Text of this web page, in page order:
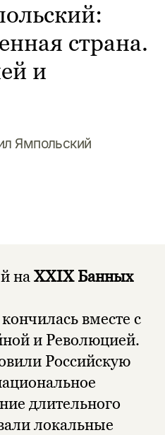
страна.
и
Ямпольский
наXXIX Банных
вместе с
и Революцией.
Российскую
длительного
локальные